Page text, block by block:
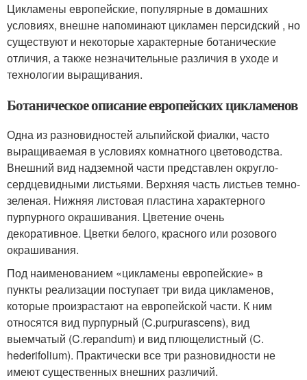
Цикламены европейские, популярные в домашних
условиях, внешне напоминают цикламен персидский , но
существуют и некоторые характерные ботанические
отличия, а также незначительные различия в уходе и
технологии выращивания.
Ботаническое описание европейских цикламенов
Одна из разновидностей альпийской фиалки, часто
выращиваемая в условиях комнатного цветоводства.
Внешний вид надземной части представлен округло-
сердцевидными листьями. Верхняя часть листьев темно-
зеленая. Нижняя листовая пластина характерного
пурпурного окрашивания. Цветение очень
декоративное. Цветки белого, красного или розового
окрашивания.
Под наименованием «цикламены европейские» в
пункты реализации поступает три вида цикламенов,
которые произрастают на европейской части. К ним
относятся вид пурпурный (C.purpurascens), вид
выемчатый (C.repandum) и вид плющелистный (C.
hederifolium). Практически все три разновидности не
имеют существенных внешних различий.